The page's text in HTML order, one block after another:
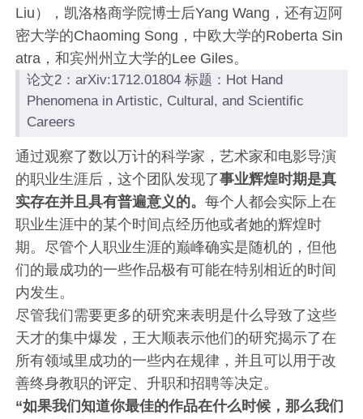
Liu），凯洛格商学院博士后Yang Wang，还有迈阿
密大学的Chaoming Song，中欧大学的Roberta Sin
atra，和宾州州立大学的Lee Giles。
论文2：arXiv:1712.01804 标题：Hot Hand
Phenomena in Artistic, Cultural, and Scientific
Careers
通过观察了数以万计的科学家，艺术家和电影导演
的职业生涯后，这个团队发现了事业辉煌时期是真
实存在并且具有普遍意义的。每个人都会实际上在
职业生涯中的某个时间点经历他或者她的辉煌时
期。尽管个人职业生涯的巅峰确实是随机的，但他
们的最成功的一些作品极有可能在特别相近的时间
内发生。
尽管我们需要更多的研究来表明是什么导致了这些
天才的集中爆发，王大顺表示他们的研究揭示了在
所有领域里成功的一些内在规律，并且可以用于改
善终身教职的评定、升职和招聘等决定。
“如果我们知道你最佳的作品在什么时候，那么我们